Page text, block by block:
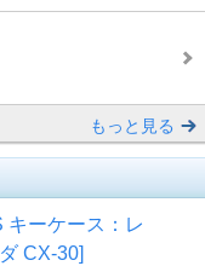
もっと見る
キーケース：レ
CX-30]